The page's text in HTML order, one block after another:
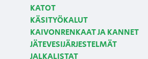
KATOT
KÄSITYÖKALUT
KAIVONRENKAAT JA KANNET
JÄTEVESIJÄRJESTELMÄT
JALKALISTAT